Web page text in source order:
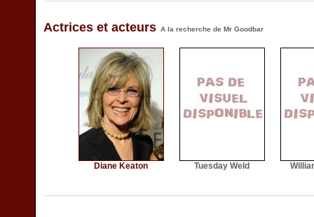
Actrices et acteurs A la recherche de Mr Goodbar
Diane Keaton Tuesday Weld